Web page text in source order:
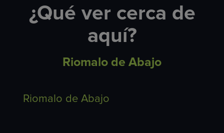
¿Qué ver cerca de
aquí?
Riomalo de Abajo
Riomalo de Abajo